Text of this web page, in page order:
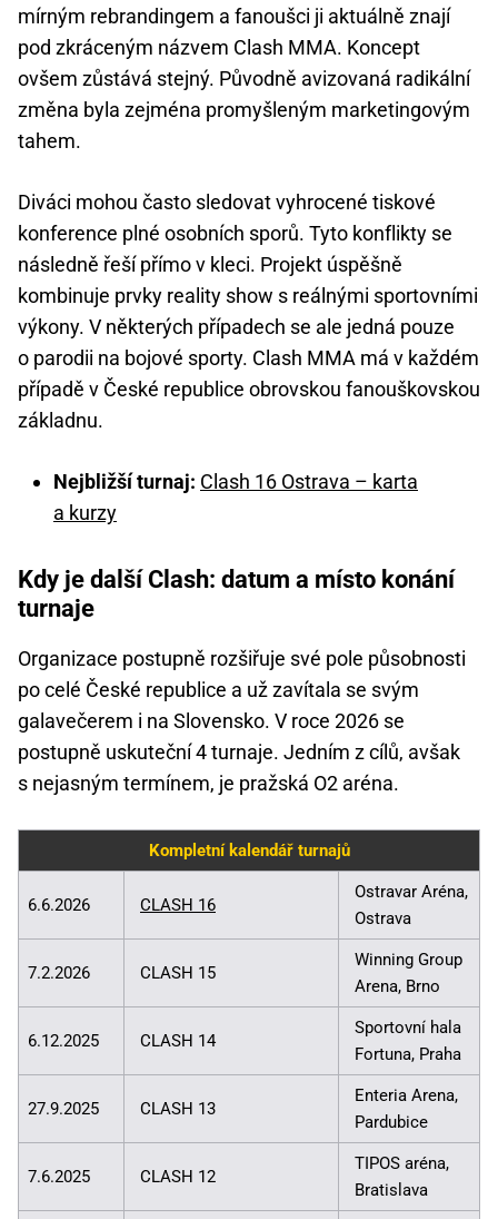
mírným rebrandingem a fanoušci ji aktuálně znají
pod zkráceným názvem Clash MMA. Koncept
ovšem zůstává stejný. Původně avizovaná radikální
změna byla zejména promyšleným marketingovým
tahem.
Diváci mohou často sledovat vyhrocené tiskové
konference plné osobních sporů. Tyto konflikty se
následně řeší přímo v kleci. Projekt úspěšně
kombinuje prvky reality show s reálnými sportovními
výkony. V některých případech se ale jedná pouze
o parodii na bojové sporty. Clash MMA má v každém
případě v České republice obrovskou fanouškovskou
základnu.
Nejbližší turnaj: Clash 16 Ostrava – karta
a kurzy
Kdy je další Clash: datum a místo konání
turnaje
Organizace postupně rozšiřuje své pole působnosti
po celé České republice a už zavítala se svým
galavečerem i na Slovensko. V roce 2026 se
postupně uskuteční 4 turnaje. Jedním z cílů, avšak
s nejasným termínem, je pražská O2 aréna.
Kompletní kalendář turnajů
6.6.2026 CLASH 16
Ostravar Aréna,
Ostrava
7.2.2026 CLASH 15
Winning Group
Arena, Brno
6.12.2025 CLASH 14
Sportovní hala
Fortuna, Praha
27.9.2025 CLASH 13
Enteria Arena,
Pardubice
7.6.2025 CLASH 12
TIPOS aréna,
Bratislava